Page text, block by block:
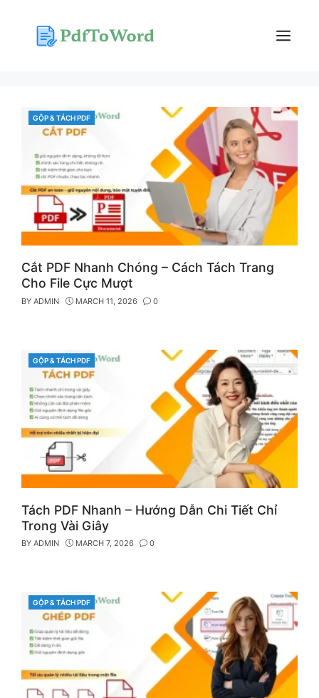
content
Menu
CATEGORIES
GỘP & TÁCH PDF
Cắt PDF Nhanh Chóng – Cách Tách Trang
Cho File Cực Mượt
BY ADMIN MARCH 11, 2026 0
CATEGORIES
GỘP & TÁCH PDF
Tách PDF Nhanh – Hướng Dẫn Chi Tiết Chỉ
Trong Vài Giây
BY ADMIN MARCH 7, 2026 0
CATEGORIES
GỘP & TÁCH PDF